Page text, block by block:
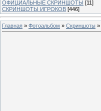
ОФИЦИАЛЬНЫЕ СКРИНШОТЫ [11]
СКРИНШОТЫ ИГРОКОВ [446]
Главная » Фотоальбом » Скриншоты »